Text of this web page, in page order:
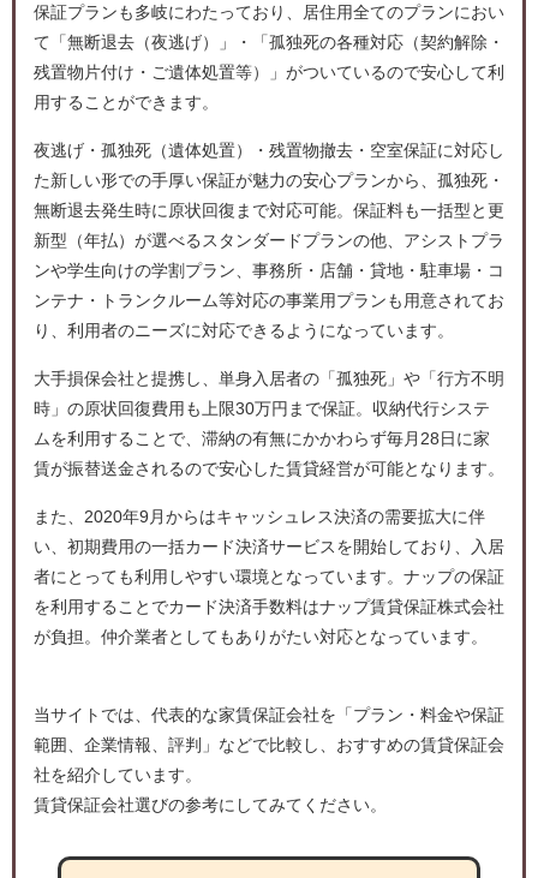
保証プランも多岐にわたっており、居住用全てのプランにおい
て「無断退去（夜逃げ）」・「孤独死の各種対応（契約解除・
残置物片付け・ご遺体処置等）」がついているので安心して利
用することができます。
夜逃げ・孤独死（遺体処置）・残置物撤去・空室保証に対応し
た新しい形での手厚い保証が魅力の安心プランから、孤独死・
無断退去発生時に原状回復まで対応可能。保証料も一括型と更
新型（年払）が選べるスタンダードプランの他、アシストプラ
ンや学生向けの学割プラン、事務所・店舗・貸地・駐車場・コ
ンテナ・トランクルーム等対応の事業用プランも用意されてお
り、利用者のニーズに対応できるようになっています。
大手損保会社と提携し、単身入居者の「孤独死」や「行方不明
時」の原状回復費用も上限30万円まで保証。収納代行システ
ムを利用することで、滞納の有無にかかわらず毎月28日に家
賃が振替送金されるので安心した賃貸経営が可能となります。
また、2020年9月からはキャッシュレス決済の需要拡大に伴
い、初期費用の一括カード決済サービスを開始しており、入居
者にとっても利用しやすい環境となっています。ナップの保証
を利用することでカード決済手数料はナップ賃貸保証株式会社
が負担。仲介業者としてもありがたい対応となっています。
当サイトでは、代表的な家賃保証会社を「プラン・料金や保証
範囲、企業情報、評判」などで比較し、おすすめの賃貸保証会
社を紹介しています。
賃貸保証会社選びの参考にしてみてください。